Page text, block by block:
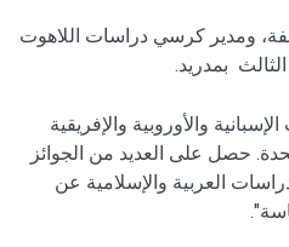
ومدير كرسي دراسات اللاهوت
بمدريد.
والأوروبية والإفريقية
حصل على العديد من الجوائز
العربية والإسلامية عن
.